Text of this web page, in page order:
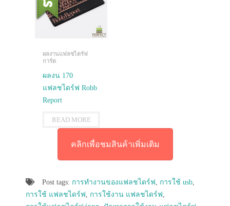
ผลงานแฟลชไดร์ฟ
การ์ด
ผลงน 170
แฟลชไดร์ฟ Robb
Report
READ MORE
คลิกเพื่อชมสินค้าเพิ่มเติม
Post tags: การทำงานของแฟลชไดร์ฟ การใช้ usb
การใช้ แฟลชไดร์ฟ
การใช้งาน แฟลชไดร์ฟ